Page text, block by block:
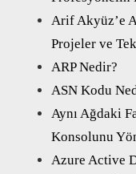
Arif Akyüz’e
Projeler ve
ARP Nedir?
ASN Kodu
Aynı Ağdaki
Konsolunu
Azure Active